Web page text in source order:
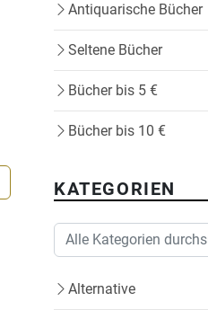
Antiquarische Bücher
Seltene Bücher
Bücher bis 5 €
Bücher bis 10 €
KATEGORIEN
Alternative